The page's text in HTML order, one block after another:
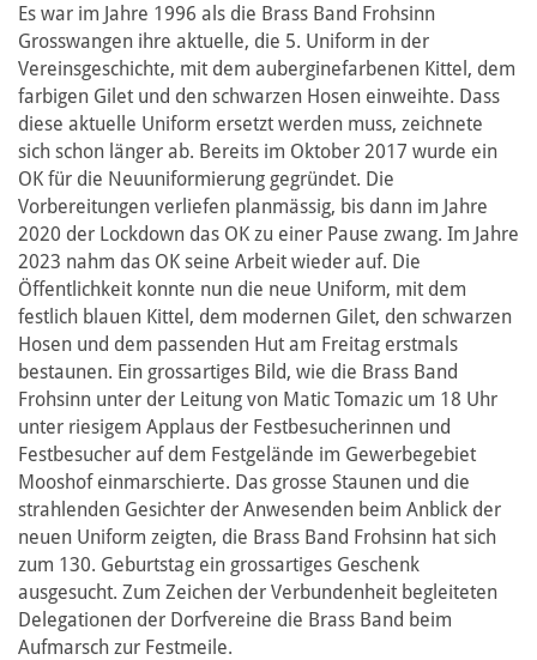
Es war im Jahre 1996 als die Brass Band Frohsinn
Grosswangen ihre aktuelle, die 5. Uniform in der
Vereinsgeschichte, mit dem auberginefarbenen Kittel, dem
farbigen Gilet und den schwarzen Hosen einweihte. Dass
diese aktuelle Uniform ersetzt werden muss, zeichnete
sich schon länger ab. Bereits im Oktober 2017 wurde ein
OK für die Neuuniformierung gegründet. Die
Vorbereitungen verliefen planmässig, bis dann im Jahre
2020 der Lockdown das OK zu einer Pause zwang. Im Jahre
2023 nahm das OK seine Arbeit wieder auf. Die
Öffentlichkeit konnte nun die neue Uniform, mit dem
festlich blauen Kittel, dem modernen Gilet, den schwarzen
Hosen und dem passenden Hut am Freitag erstmals
bestaunen. Ein grossartiges Bild, wie die Brass Band
Frohsinn unter der Leitung von Matic Tomazic um 18 Uhr
unter riesigem Applaus der Festbesucherinnen und
Festbesucher auf dem Festgelände im Gewerbegebiet
Mooshof einmarschierte. Das grosse Staunen und die
strahlenden Gesichter der Anwesenden beim Anblick der
neuen Uniform zeigten, die Brass Band Frohsinn hat sich
zum 130. Geburtstag ein grossartiges Geschenk
ausgesucht. Zum Zeichen der Verbundenheit begleiteten
Delegationen der Dorfvereine die Brass Band beim
Aufmarsch zur Festmeile.